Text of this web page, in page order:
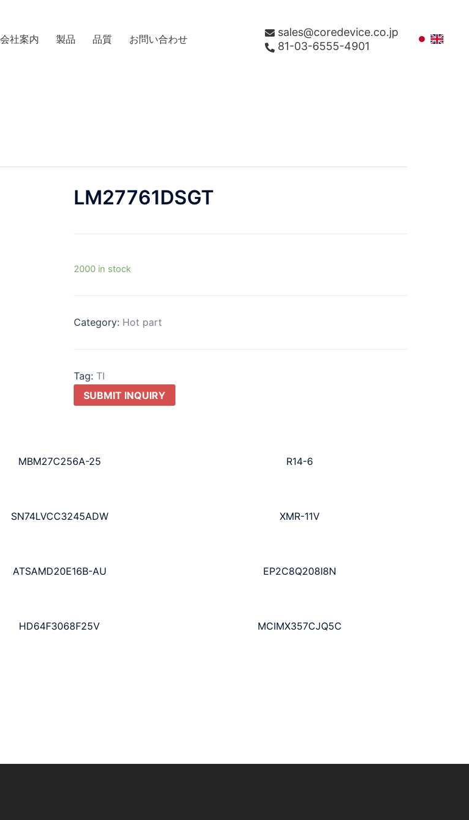
会社案内 製品 品質 お問い合わせ
sales@coredevice.co.jp
81-03-6555-4901
LM27761DSGT
2000 in stock
Category: Hot part
Tag: TI
SUBMIT INQUIRY
MBM27C256A-25 R14-6
SN74LVCC3245ADW XMR-11V
ATSAMD20E16B-AU EP2C8Q208I8N
HD64F3068F25V MCIMX357CJQ5C